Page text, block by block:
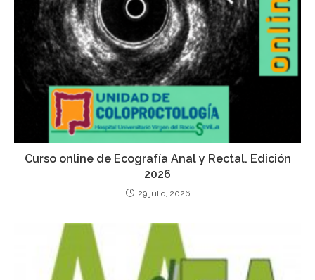
Curso online de Ecografía Anal y Rectal. Edición
2026
29 julio, 2026